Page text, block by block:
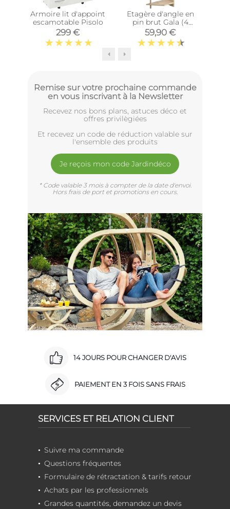
Armoire lit d'appoint
escamotable Pisolo
299 €
Etagère d'angle en
pin brut Gala (4
tablettes)
59,90 €
Remise sur votre prochaine commande
en vous inscrivant à la Newsletter
Recevez nos bons plans, astuces déco et
offres privilègiées
Et recevez un code de réduction valable sur
l'ensemble des produits
Je reçois mon code Jardindéco
* Code valable 3 mois à compter de la date d'envoi.
Hors frais de port et promotions en cours.
14 JOURS POUR CHANGER D'AVIS
PAIEMENT EN 3 FOIS SANS FRAIS
SERVICES ET RELATION CLIENT
Suivre ma commande
Questions fréquentes
Formulaire de rétractation & tarifs retour
Achats par les professionnels
Grandes quantités, demandez un devis